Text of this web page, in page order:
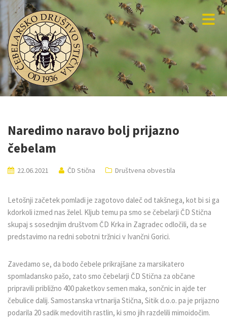
Naredimo naravo bolj prijazno
čebelam
22.06.2021 ČD Stična Društvena obvestila
Letošnji začetek pomladi je zagotovo daleč od takšnega, kot bi si ga
kdorkoli izmed nas želel. Kljub temu pa smo se čebelarji ČD Stična
skupaj s sosednjim društvom ČD Krka in Zagradec odločili, da se
predstavimo na redni sobotni tržnici v Ivančni Gorici.
Zavedamo se, da bodo čebele prikrajšane za marsikatero
spomladansko pašo, zato smo čebelarji ČD Stična za občane
pripravili približno 400 paketkov semen maka, sončnic in ajde ter
čebulice dalij. Samostanska vrtnarija Stična, Sitik d.o.o. pa je prijazno
podarila 20 sadik medovitih rastlin, ki smo jih razdelili mimoidočim.